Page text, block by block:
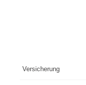
Versicherung